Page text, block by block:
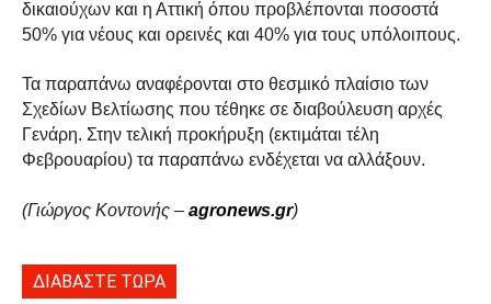
δικαιούχων και η Αττική όπου προβλέπονται ποσοστά
50% για νέους και ορεινές και 40% για τους υπόλοιπους.
Τα παραπάνω αναφέρονται στο θεσµικό πλαίσιο των
Σχεδίων Βελτίωσης που τέθηκε σε διαβούλευση αρχές
Γενάρη. Στην τελική προκήρυξη (εκτιµάται τέλη
Φεβρουαρίου) τα παραπάνω ενδέχεται να αλλάξουν.
(Γιώργος Κοντονής – agronews.gr)
ΔΙΑΒΑΣΤΕ ΤΩΡΑ